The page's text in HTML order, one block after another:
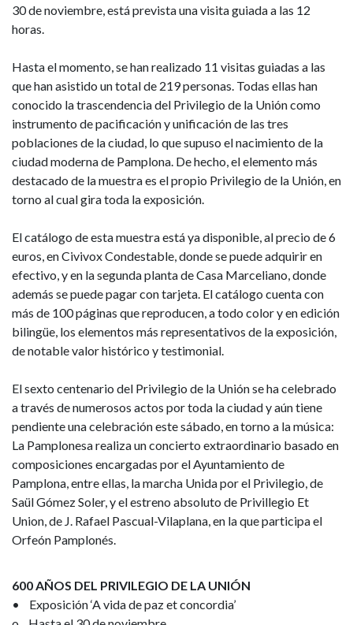
30 de noviembre, está prevista una visita guiada a las 12
horas.
Hasta el momento, se han realizado 11 visitas guiadas a las
que han asistido un total de 219 personas. Todas ellas han
conocido la trascendencia del Privilegio de la Unión como
instrumento de pacificación y unificación de las tres
poblaciones de la ciudad, lo que supuso el nacimiento de la
ciudad moderna de Pamplona. De hecho, el elemento más
destacado de la muestra es el propio Privilegio de la Unión, en
torno al cual gira toda la exposición.
El catálogo de esta muestra está ya disponible, al precio de 6
euros, en Civivox Condestable, donde se puede adquirir en
efectivo, y en la segunda planta de Casa Marceliano, donde
además se puede pagar con tarjeta. El catálogo cuenta con
más de 100 páginas que reproducen, a todo color y en edición
bilingüe, los elementos más representativos de la exposición,
de notable valor histórico y testimonial.
El sexto centenario del Privilegio de la Unión se ha celebrado
a través de numerosos actos por toda la ciudad y aún tiene
pendiente una celebración este sábado, en torno a la música:
La Pamplonesa realiza un concierto extraordinario basado en
composiciones encargadas por el Ayuntamiento de
Pamplona, entre ellas, la marcha Unida por el Privilegio, de
Saül Gómez Soler, y el estreno absoluto de Privillegio Et
Union, de J. Rafael Pascual-Vilaplana, en la que participa el
Orfeón Pamplonés.
600 AÑOS DEL PRIVILEGIO DE LA UNIÓN
• Exposición ‘A vida de paz et concordia’